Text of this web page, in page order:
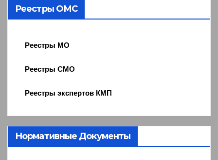
Реестры ОМС
Реестры МО
Реестры СМО
Реестры экспертов КМП
Нормативные Документы